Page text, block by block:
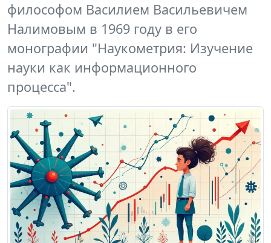
философом Василием Васильевичем
Налимовым в 1969 году в его
монографии "Наукометрия: Изучение
науки как информационного
процесса".